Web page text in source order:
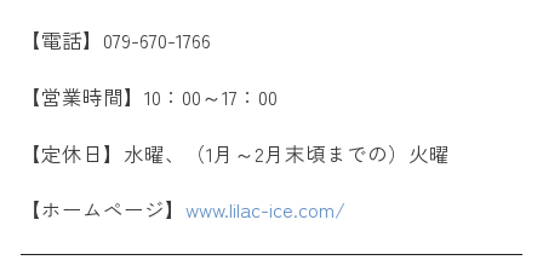
【電話】079-670-1766
【営業時間】10：00～17：00
【定休日】水曜、（1月～2月末頃までの）火曜
【ホームページ】 www.lilac-ice.com/